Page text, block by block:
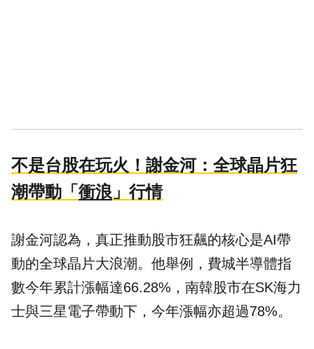
不是台股在玩火！謝金河：全球晶片狂
潮帶動「 衝浪 」行情
謝金河認為，真正推動股市狂飆的核心是AI帶
動的全球晶片大浪潮。他舉例，費城半導體指
數今年累計漲幅達66.28%，南韓股市在SK海力
士與三星電子帶動下，今年漲幅亦超過78%。